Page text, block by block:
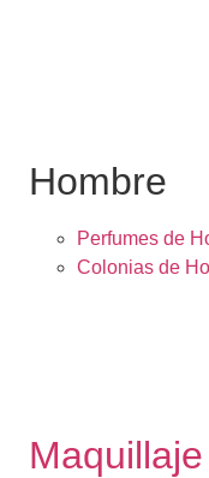
Hombre
Perfumes de
Colonias de